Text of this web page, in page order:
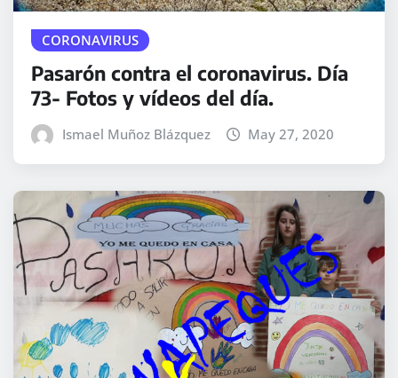
CORONAVIRUS
Pasarón contra el coronavirus. Día
73- Fotos y vídeos del día.
Ismael Muñoz Blázquez May 27, 2020